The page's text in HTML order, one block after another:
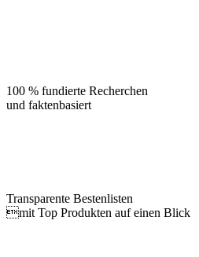
100 % fundierte Recherchen
und faktenbasiert
Transparente Bestenlisten
mit Top Produkten auf einen Blick